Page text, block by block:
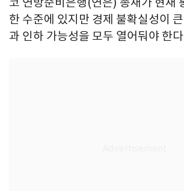
한 수준에 있지만 경제 불확실성이
과 인하 가능성을 모두 열어둬야 한